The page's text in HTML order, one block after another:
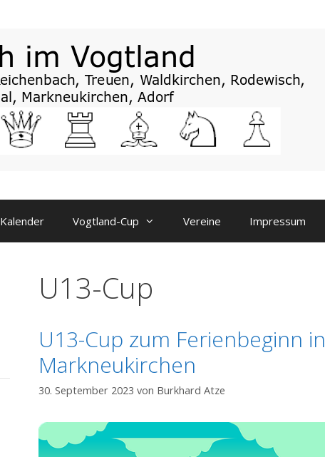
Kalender Vogtland-Cup Vereine Impressum
U13-Cup
U13-Cup zum Ferienbeginn in
Markneukirchen
30. September 2023 von Burkhard Atze